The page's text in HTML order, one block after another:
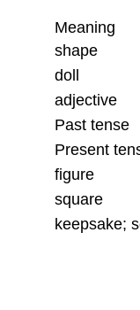
Meaning
shape
doll
adjective
Past tense
Present
figure
square
keepsake;